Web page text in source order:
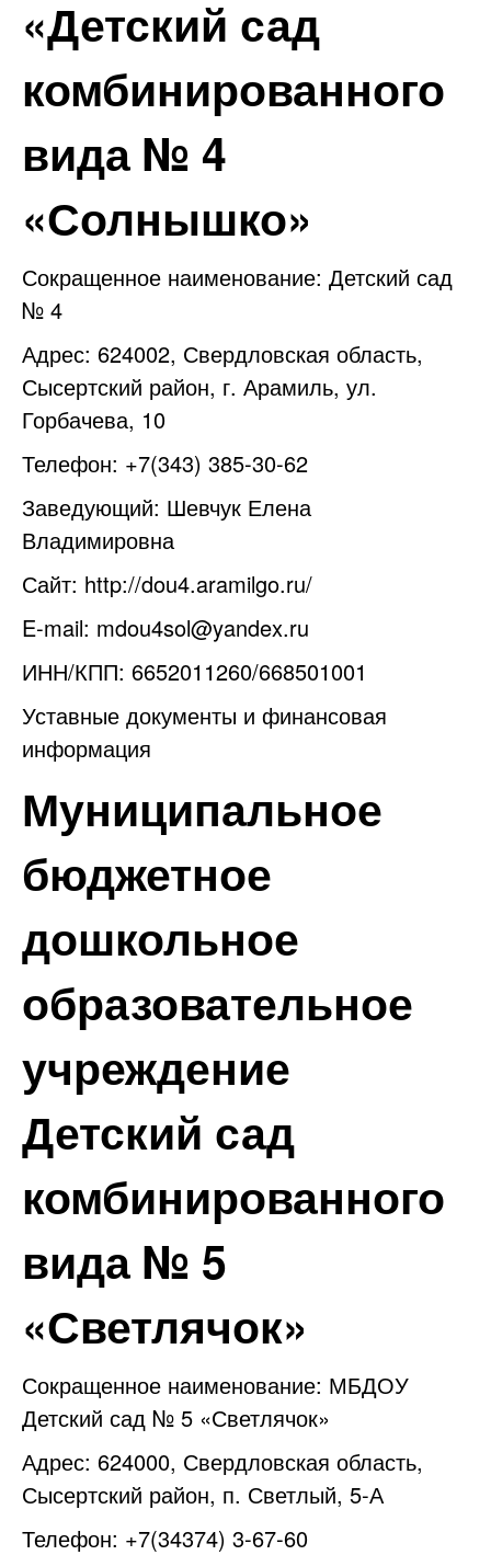
«Детский сад
комбинированного
вида № 4
«Солнышко»
Сокращенное наименование: Детский сад
№ 4
Адрес: 624002, Свердловская область,
Сысертский район, г. Арамиль, ул.
Горбачева, 10
Телефон: +7(343) 385-30-62
Заведующий: Шевчук Елена
Владимировна
Сайт: http://dou4.aramilgo.ru/
E-mail: mdou4sol@yandex.ru
ИНН/КПП: 6652011260/668501001
Уставные документы и финансовая
информация
Муниципальное
бюджетное
дошкольное
образовательное
учреждение
Детский сад
комбинированного
вида № 5
«Светлячок»
Сокращенное наименование: МБДОУ
Детский сад № 5 «Светлячок»
Адрес: 624000, Свердловская область,
Сысертский район, п. Светлый, 5-А
Телефон: +7(34374) 3-67-60